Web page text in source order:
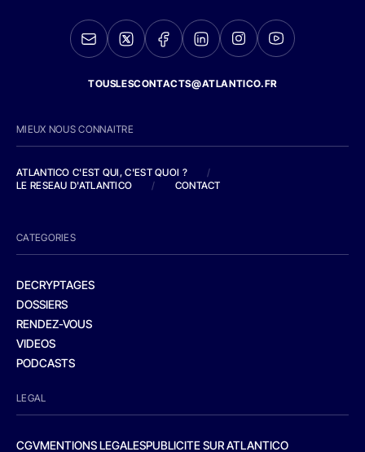
TOUSLESCONTACTS@ATLANTICO.FR
MIEUX NOUS CONNAITRE
ATLANTICO C'EST QUI, C'EST QUOI ?
/
LE RESEAU D'ATLANTICO
/ CONTACT
CATEGORIES
DECRYPTAGES
DOSSIERS
RENDEZ-VOUS
VIDEOS
PODCASTS
LEGAL
CGVMENTIONS LEGALESPUBLICITE SUR ATLANTICO